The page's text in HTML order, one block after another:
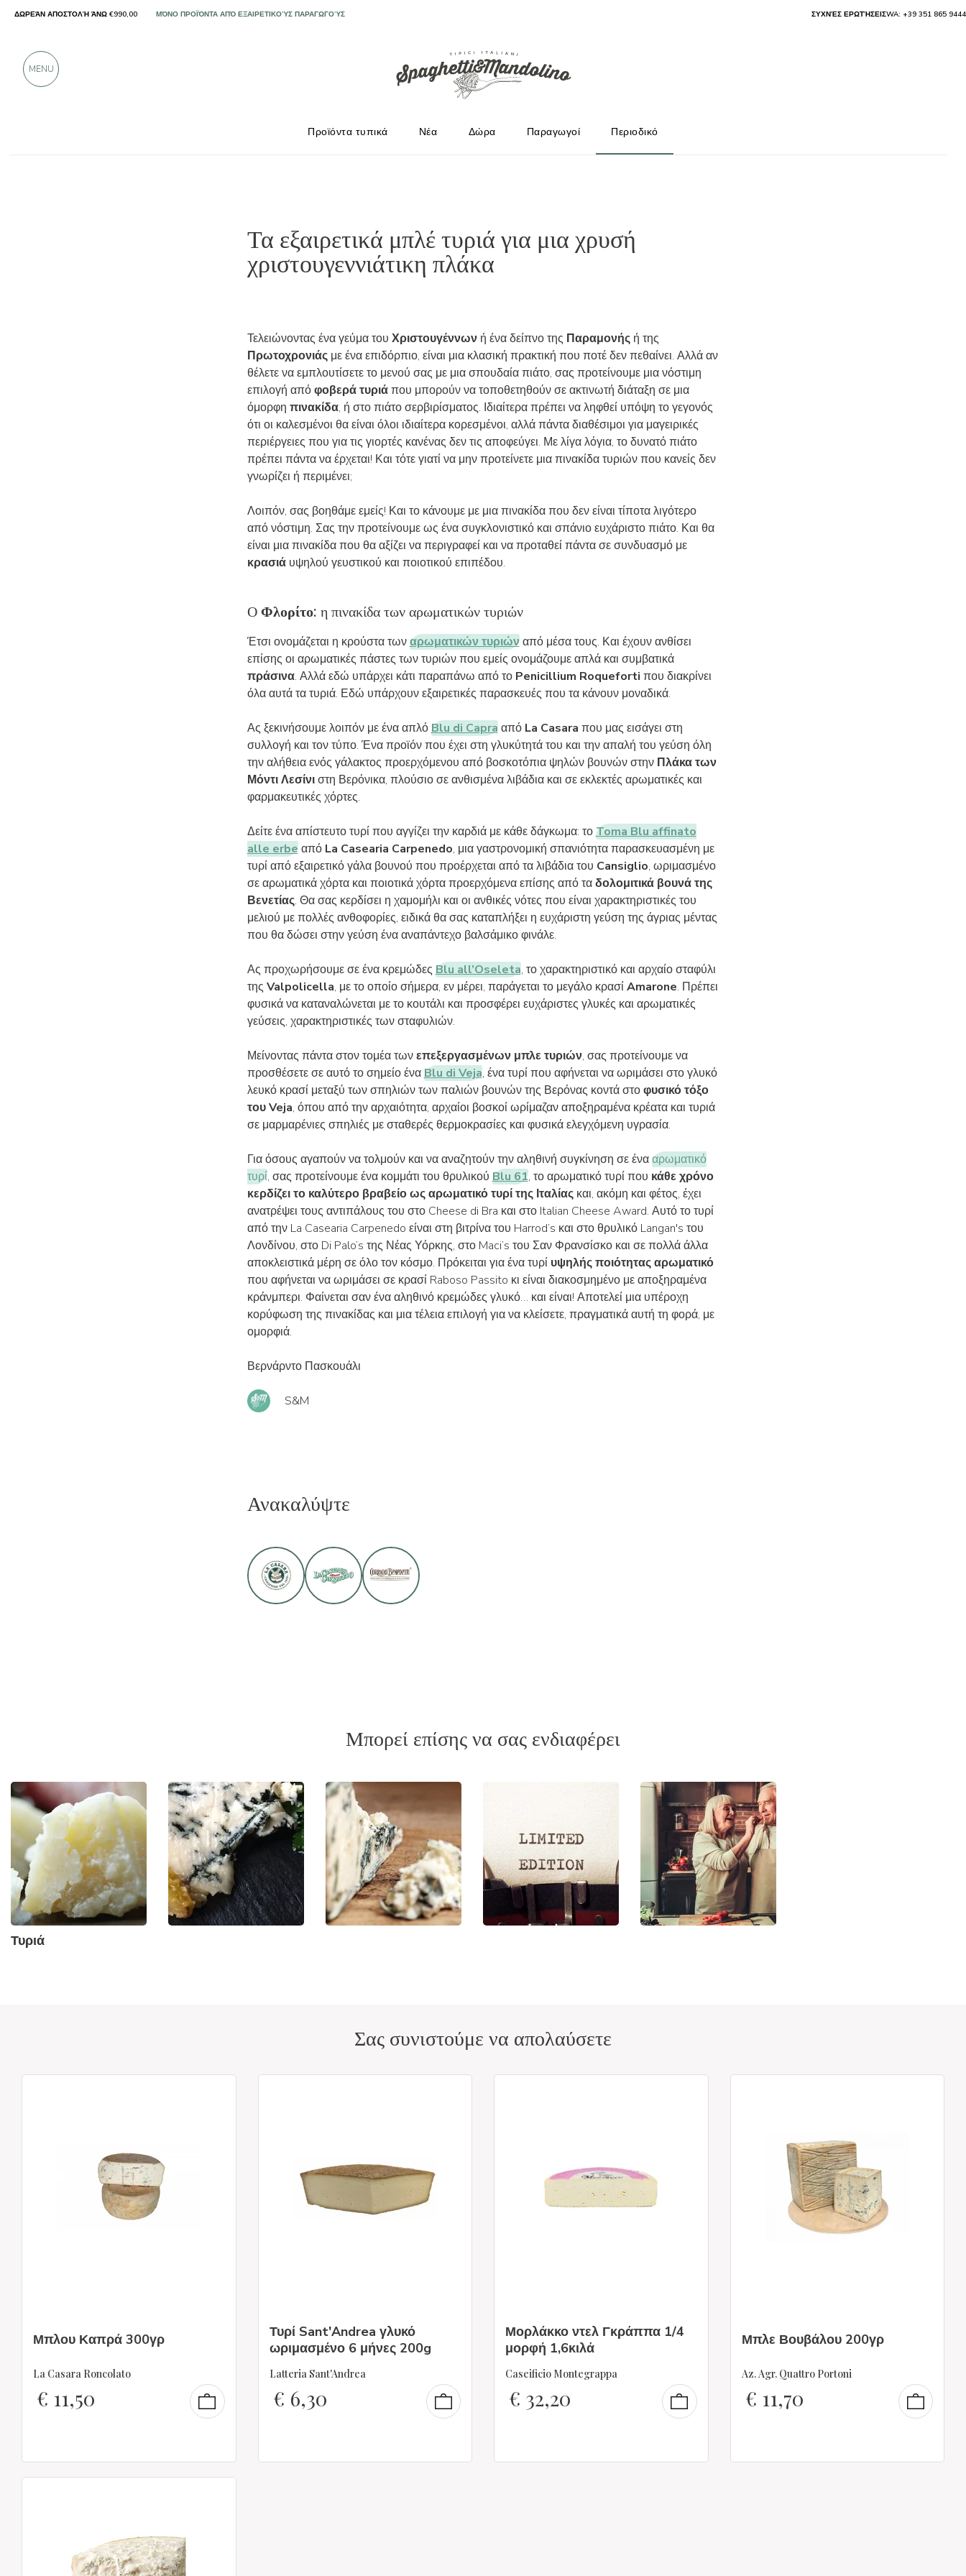
Τα εξαιρετικά μπλέ τυριά για μια χρυσή
χριστουγεννιάτικη πλάκα
Τελειώνοντας ένα γεύμα του Χριστουγέννωνή ένα δείπνο της Παραμονήςή της
Πρωτοχρονιάςμε ένα επιδόρπιο, είναι μια κλασική πρακτική που ποτέ δεν πεθαίνει. Αλλά αν
θέλετε να εμπλουτίσετε το μενού σας με μια σπουδαία πιάτο, σας προτείνουμε μια νόστιμη
επιλογή απόφοβερά τυριάπου μπορούν να τοποθετηθούν σε ακτινωτή διάταξη σε μια
όμορφη πινακίδα, ή στο πιάτο σερβιρίσματος. Ιδιαίτερα πρέπει να ληφθεί υπόψη το γεγονός
ότι οι καλεσμένοι θα είναι όλοι ιδιαίτερα κορεσμένοι, αλλά πάντα διαθέσιμοι για μαγειρικές
περιέργειες που για τις γιορτές κανένας δεν τις αποφεύγει. Με λίγα λόγια, το δυνατό πιάτο
πρέπει πάντα να έρχεται! Και τότε γιατί να μην προτείνετε μια πινακίδα τυριών που κανείς δεν
γνωρίζει ή περιμένει;
Λοιπόν, σας βοηθάμε εμείς! Και το κάνουμε με μια πινακίδα που δεν είναι τίποτα λιγότερο
από νόστιμη. Σας την προτείνουμε ως ένα συγκλονιστικό και σπάνιο ευχάριστο πιάτο. Και θα
είναι μια πινακίδα που θα αξίζει να περιγραφεί και να προταθεί πάντα σε συνδυασμό με
κρασιάυψηλού γευστικού και ποιοτικού επιπέδου.
ΟΦλορίτο: η πινακίδα των αρωματικών τυριών
Έτσι ονομάζεται η κρούστα τωναρωματικών τυριώναπό μέσα τους. Και έχουν ανθίσει
επίσης οι αρωματικές πάστες των τυριών που εμείς ονομάζουμε απλά και συμβατικά
πράσινα. Αλλά εδώ υπάρχει κάτι παραπάνω από το Penicillium Roqueforti που διακρίνει
όλα αυτά τα τυριά. Εδώ υπάρχουν εξαιρετικές παρασκευές που τα κάνουν μοναδικά.
Ας ξεκινήσουμε λοιπόν με ένα απλόBlu di Capraαπό La Casara που μας εισάγει στη
συλλογή και τον τύπο. Ένα προϊόν που έχει στη γλυκύτητά του και την απαλή του γεύση όλη
την αλήθεια ενός γάλακτος προερχόμενου από βοσκοτόπια ψηλών βουνών στην Πλάκα των
Μόντι Λεσίνιστη Βερόνικα, πλούσιο σε ανθισμένα λιβάδια και σε εκλεκτές αρωματικές και
φαρμακευτικές χόρτες.
Δείτε ένα απίστευτο τυρί που αγγίζει την καρδιά με κάθε δάγκωμα: τοToma Blu affinato
alle erbeαπό La Casearia Carpenedo, μια γαστρονομική σπανιότητα παρασκευασμένη με
τυρί από εξαιρετικό γάλα βουνού που προέρχεται από τα λιβάδια του Cansiglio, ωριμασμένο
σε αρωματικά χόρτα και ποιοτικά χόρτα προερχόμενα επίσης από ταδολομιτικά βουνά της
Βενετίας. Θα σας κερδίσει η χαμομήλι και οι ανθικές νότες που είναι χαρακτηριστικές του
μελιού με πολλές ανθοφορίες, ειδικά θα σας καταπλήξει η ευχάριστη γεύση της άγριας μέντας
που θα δώσει στην γεύση ένα αναπάντεχο βαλσάμικο φινάλε.
Ας προχωρήσουμε σε ένα κρεμώδες Blu all’Oseleta, το χαρακτηριστικό και αρχαίο σταφύλι
της Valpolicella, με το οποίο σήμερα, εν μέρει, παράγεται το μεγάλο κρασίAmarone. Πρέπει
φυσικά να καταναλώνεται με το κουτάλι και προσφέρει ευχάριστες γλυκές και αρωματικές
γεύσεις, χαρακτηριστικές των σταφυλιών.
Μείνοντας πάντα στον τομέα τωνεπεξεργασμένων μπλε τυριών, σας προτείνουμε να
προσθέσετε σε αυτό το σημείο έναBlu di Veja, ένα τυρί που αφήνεται να ωριμάσει στο γλυκό
λευκό κρασί μεταξύ των σπηλιών των παλιών βουνών της Βερόνας κοντά στοφυσικό τόξο
του Veja, όπου από την αρχαιότητα, αρχαίοι βοσκοί ωρίμαζαν αποξηραμένα κρέατα και τυριά
σε μαρμαρένιες σπηλιές με σταθερές θερμοκρασίες και φυσικά ελεγχόμενη υγρασία.
Για όσους αγαπούν να τολμούν και να αναζητούν την αληθινή συγκίνηση σε ένααρωματικό
τυρί, σας προτείνουμε ένα κομμάτι του θρυλικού Blu 61, το αρωματικό τυρί που κάθε χρόνο
κερδίζει το καλύτερο βραβείο ως αρωματικό τυρί της Ιταλίαςκαι, ακόμη και φέτος, έχει
ανατρέψει τους αντιπάλους του στο Cheese di Bra και στο Italian Cheese Award. Αυτό το τυρί
από την La Casearia Carpenedo είναι στη βιτρίνα του Harrod’s και στο θρυλικό Langan's του
Λονδίνου, στο Di Palo’s της Νέας Υόρκης, στο Maci’s του Σαν Φρανσίσκο και σε πολλά άλλα
αποκλειστικά μέρη σε όλο τον κόσμο. Πρόκειται για ένα τυρί υψηλής ποιότητας αρωματικό
που αφήνεται να ωριμάσει σε κρασί Raboso Passito κι είναι διακοσμημένο με αποξηραμένα
κράνμπερι. Φαίνεται σαν ένα αληθινό κρεμώδες γλυκό… και είναι! Αποτελεί μια υπέροχη
κορύφωση της πινακίδας και μια τέλεια επιλογή για να κλείσετε, πραγματικά αυτή τη φορά, με
ομορφιά.
Βερνάρντο Πασκουάλι
S&M
Ανακαλύψτε
Μπορεί επίσης να σας ενδιαφέρει
Τυριά
Σας συνιστούμε να απολαύσετε
Μπλου Καπρά 300γρ
La Casara Roncolato
€ 11,50
Τυρί Sant'Andrea γλυκό
ωριμασμένο 6 μήνες 200g
Latteria Sant'Andrea
€ 6,30
Μορλάκκο ντελ Γκράππα 1/4
μορφή 1,6κιλά
Caseificio Montegrappa
€ 32,20
Μπλε Βουβάλου 200γρ
Az. Agr. Quattro Portoni
€ 11,70
ΔΩΡΕΆΝ ΑΠΟΣΤΟΛΉ ΆΝΩ €990,00 ΣΥΧΝΈΣ ΕΡΩΤΉΣΕΙΣWA: +39 351 865 9444
MENU
Προϊόντα τυπικά Νέα Δώρα Παραγωγοί Περιοδικό